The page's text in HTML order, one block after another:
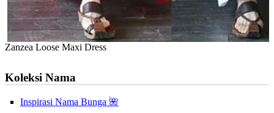
Zanzea Loose Maxi Dress
Koleksi Nama
Inspirasi Nama Bunga 🌺